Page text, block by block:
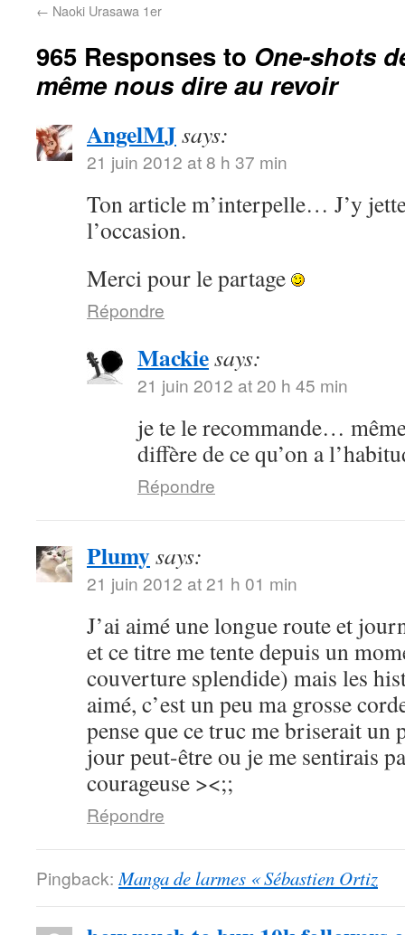
← Naoki Urasawa 1er
965 Responses to One-shots
même nous dire au revoir
AngelMJsays:
21 juin 2012 at 8 h 37 min
Ton article m’interpelle… J’y
l’occasion.
Merci pour le partage
Répondre
Mackiesays:
21 juin 2012 at 20 h 45 min
je te le recommande…
diffère de ce qu’on a
Répondre
Plumysays:
21 juin 2012 at 21 h 01 min
J’ai aimé une longue route et
et ce titre me tente depuis un
couverture splendide) mais les
aimé, c’est un peu ma grosse
pense que ce truc me briserait un
jour peut-être ou je me sentirais
courageuse ><;;
Répondre
Pingback: Manga de larmes « Sébastien Ortiz